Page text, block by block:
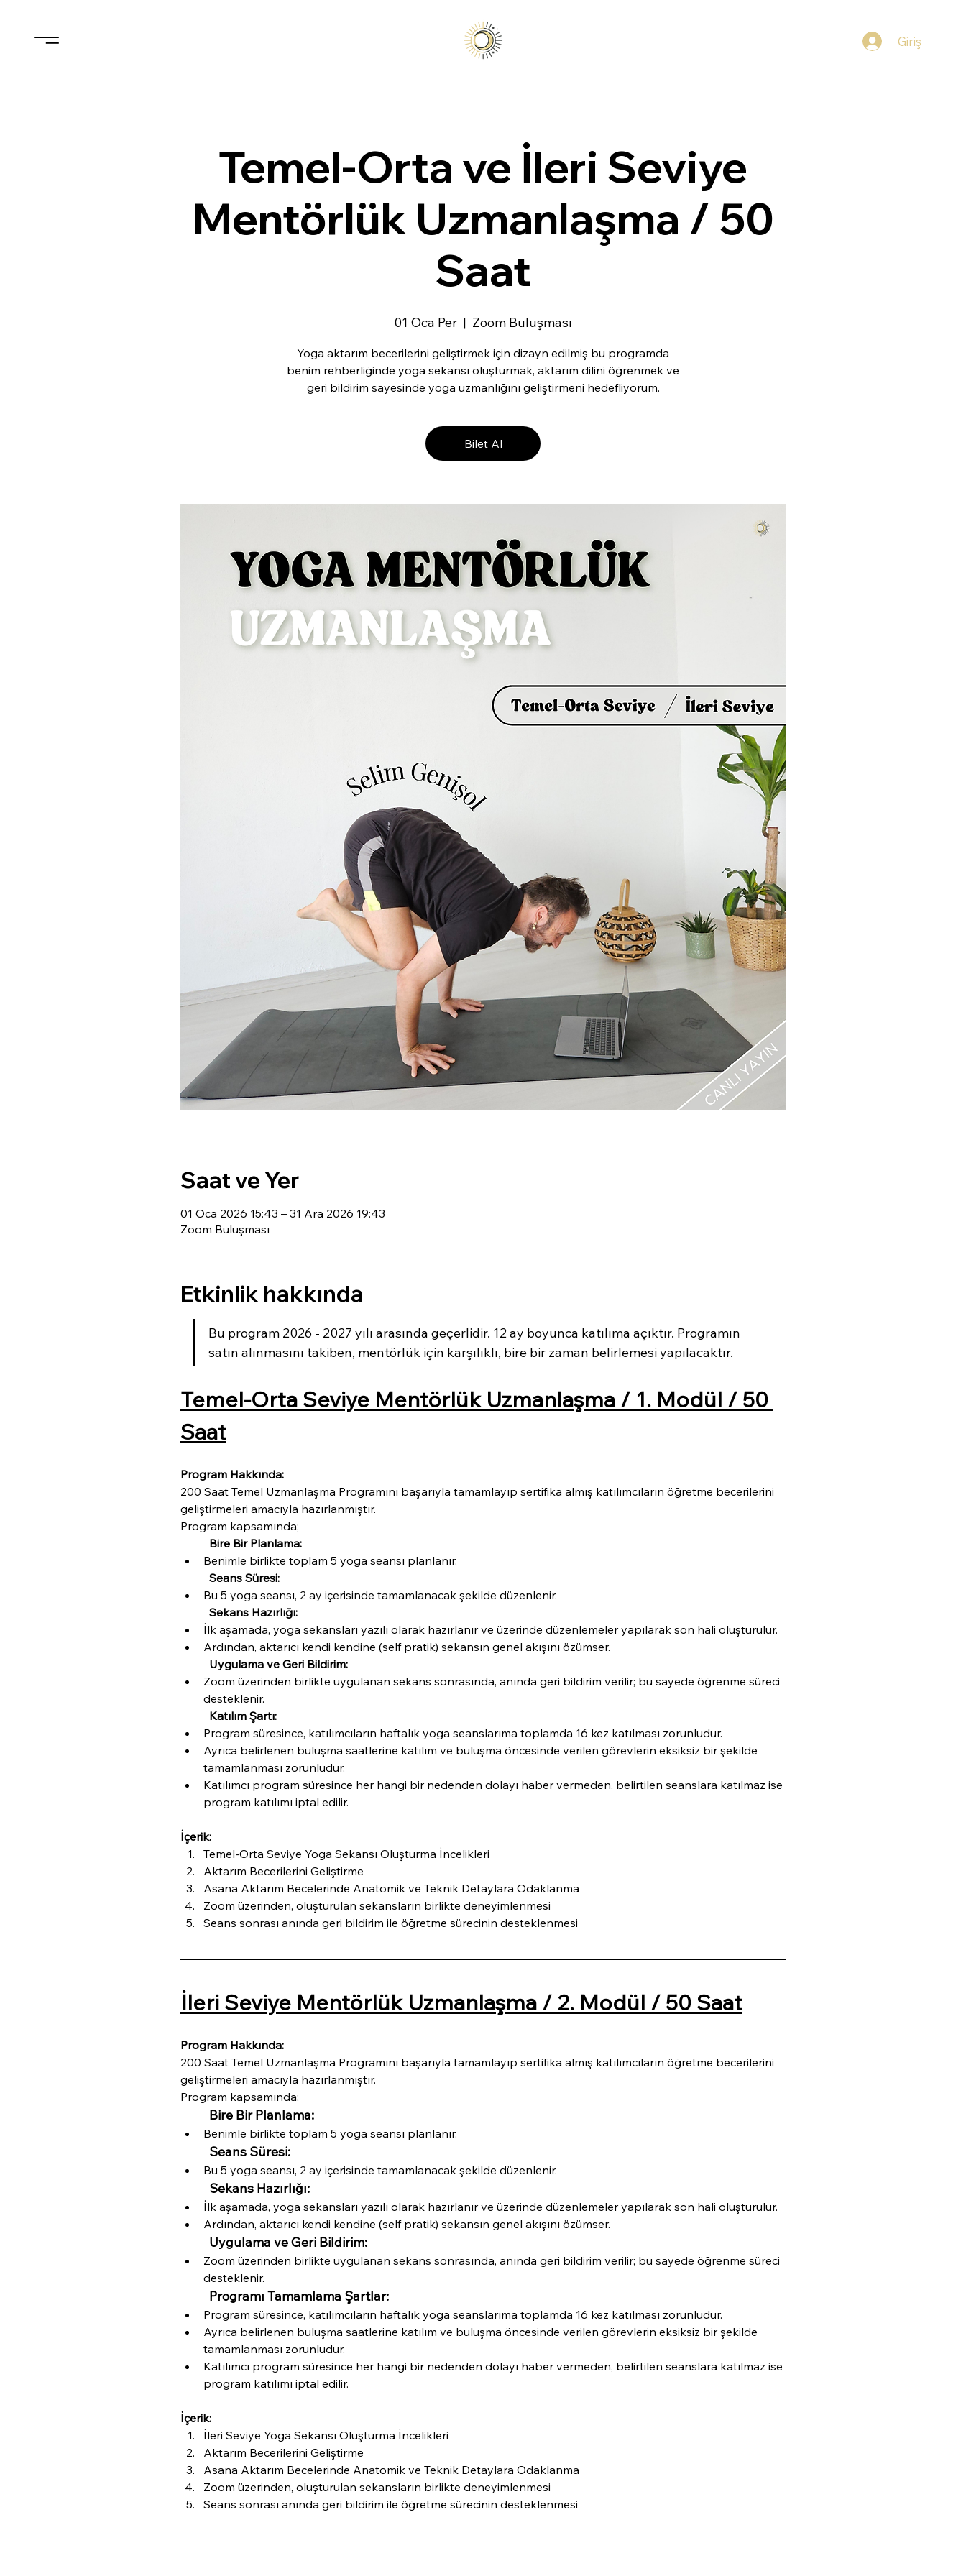
Giriş
Temel-Orta ve İleri Seviye
Mentörlük Uzmanlaşma / 50
Saat
01 Oca Per
  |
Zoom Buluşması
Yoga aktarım becerilerini geliştirmek için dizayn edilmiş bu programda
benim rehberliğinde yoga sekansı oluşturmak, aktarım dilini öğrenmek ve
geri bildirim sayesinde yoga uzmanlığını geliştirmeni hedefliyorum.
Bilet Al
Saat ve Yer
01 Oca 2026 15:43 – 31 Ara 2026 19:43
Zoom Buluşması
Etkinlik hakkında
Bu program 2026 - 2027 yılı arasında geçerlidir. 12 ay boyunca katılıma açıktır. Programın
satın alınmasını takiben, mentörlük için karşılıklı, bire bir zaman belirlemesi yapılacaktır.
Temel-Orta Seviye Mentörlük Uzmanlaşma / 1. Modül / 50
Saat
Program Hakkında:
200 Saat Temel Uzmanlaşma Programını başarıyla tamamlayıp sertifika almış katılımcıların öğretme becerilerini
geliştirmeleri amacıyla hazırlanmıştır.
Program kapsamında;
Bire Bir Planlama:
Benimle birlikte toplam 5 yoga seansı planlanır.
Seans Süresi:
Bu 5 yoga seansı, 2 ay içerisinde tamamlanacak şekilde düzenlenir.
Sekans Hazırlığı:
İlk aşamada, yoga sekansları yazılı olarak hazırlanır ve üzerinde düzenlemeler yapılarak son hali oluşturulur.
Ardından, aktarıcı kendi kendine (self pratik) sekansın genel akışını özümser.
Uygulama ve Geri Bildirim:
Zoom üzerinden birlikte uygulanan sekans sonrasında, anında geri bildirim verilir; bu sayede öğrenme süreci
desteklenir.
Katılım Şartı:
Program süresince, katılımcıların haftalık yoga seanslarıma toplamda 16 kez katılması zorunludur.
Ayrıca belirlenen buluşma saatlerine katılım ve buluşma öncesinde verilen görevlerin eksiksiz bir şekilde
tamamlanması zorunludur.
Katılımcı program süresince her hangi bir nedenden dolayı haber vermeden, belirtilen seanslara katılmaz ise
program katılımı iptal edilir.
İçerik:
Temel-Orta Seviye Yoga Sekansı Oluşturma İncelikleri
Aktarım Becerilerini Geliştirme
Asana Aktarım Becelerinde Anatomik ve Teknik Detaylara Odaklanma
Zoom üzerinden, oluşturulan sekansların birlikte deneyimlenmesi
Seans sonrası anında geri bildirim ile öğretme sürecinin desteklenmesi
İleri Seviye Mentörlük Uzmanlaşma / 2. Modül / 50 Saat
Program Hakkında:
200 Saat Temel Uzmanlaşma Programını başarıyla tamamlayıp sertifika almış katılımcıların öğretme becerilerini
geliştirmeleri amacıyla hazırlanmıştır.
Program kapsamında;
Bire Bir Planlama:
Benimle birlikte toplam 5 yoga seansı planlanır.
Seans Süresi:
Bu 5 yoga seansı, 2 ay içerisinde tamamlanacak şekilde düzenlenir.
Sekans Hazırlığı:
İlk aşamada, yoga sekansları yazılı olarak hazırlanır ve üzerinde düzenlemeler yapılarak son hali oluşturulur.
Ardından, aktarıcı kendi kendine (self pratik) sekansın genel akışını özümser.
Uygulama ve Geri Bildirim:
Zoom üzerinden birlikte uygulanan sekans sonrasında, anında geri bildirim verilir; bu sayede öğrenme süreci
desteklenir.
Programı Tamamlama Şartlar:
Program süresince, katılımcıların haftalık yoga seanslarıma toplamda 16 kez katılması zorunludur.
Ayrıca belirlenen buluşma saatlerine katılım ve buluşma öncesinde verilen görevlerin eksiksiz bir şekilde
tamamlanması zorunludur.
Katılımcı program süresince her hangi bir nedenden dolayı haber vermeden, belirtilen seanslara katılmaz ise
program katılımı iptal edilir.
İçerik:
İleri Seviye Yoga Sekansı Oluşturma İncelikleri
Aktarım Becerilerini Geliştirme
Asana Aktarım Becelerinde Anatomik ve Teknik Detaylara Odaklanma
Zoom üzerinden, oluşturulan sekansların birlikte deneyimlenmesi
Seans sonrası anında geri bildirim ile öğretme sürecinin desteklenmesi